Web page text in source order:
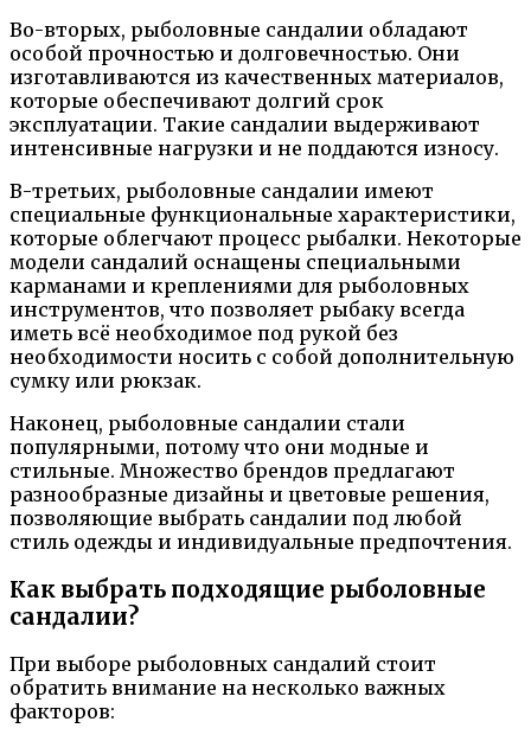
Во-вторых, рыболовные сандалии обладают
особой прочностью и долговечностью. Они
изготавливаются из качественных материалов,
которые обеспечивают долгий срок
эксплуатации. Такие сандалии выдерживают
интенсивные нагрузки и не поддаются износу.
В-третьих, рыболовные сандалии имеют
специальные функциональные характеристики,
которые облегчают процесс рыбалки. Некоторые
модели сандалий оснащены специальными
карманами и креплениями для рыболовных
инструментов, что позволяет рыбаку всегда
иметь всё необходимое под рукой без
необходимости носить с собой дополнительную
сумку или рюкзак.
Наконец, рыболовные сандалии стали
популярными, потому что они модные и
стильные. Множество брендов предлагают
разнообразные дизайны и цветовые решения,
позволяющие выбрать сандалии под любой
стиль одежды и индивидуальные предпочтения.
Как выбрать подходящие рыболовные
сандалии?
При выборе рыболовных сандалий стоит
обратить внимание на несколько важных
факторов: